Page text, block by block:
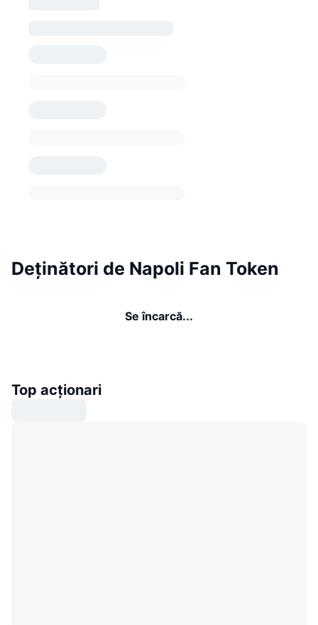
Deținători de Napoli Fan Token
Se încarcă...
Top acționari